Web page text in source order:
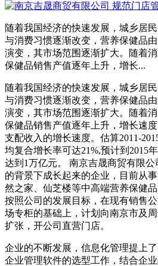
随着我国经济的快速发展，城乡居
与消费习惯逐渐改变，营养保健品
演变，其市场范围逐渐扩大。随着
保健品销售产值逐年上升，增长...
随着我国经济的快速发展，城乡居
与消费习惯逐渐改变，营养保健品
演变，其市场范围逐渐扩大。随着
保健品销售产值逐年上升，增长速
支配收入的增长速度。估算2011-
均复合增长率可达21%,预计到2015
达到1万亿元。 南京吉晟商贸有限
的背景下成长起来的企业，目前从
然之家、仙芝楼等中高端营养保健
按照公司的发展目标，在现有销售
场专柜的基础上，计划向南京市及
扩张，开公司直营门店。
企业的不断发展，信息化管理提上
企业管理软件的选型工作，结合企